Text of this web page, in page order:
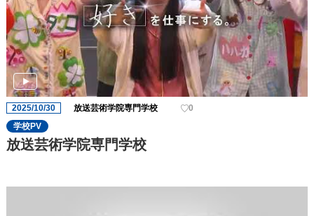
2025/10/30 放送芸術学院専門学校
0
学校PV
放送芸術学院専門学校